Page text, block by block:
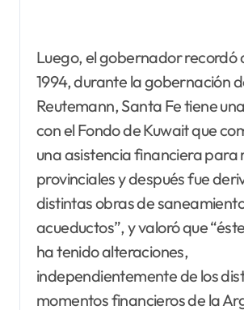
Luego, el gobernador recordó
1994, durante la gobernación
Reutemann, Santa Fe tiene
con el Fondo de Kuwait que
una asistencia financiera para
provinciales y después fue
distintas obras de
acueductos”, y valoró que
ha tenido alteraciones,
independientemente de los
momentos financieros de la